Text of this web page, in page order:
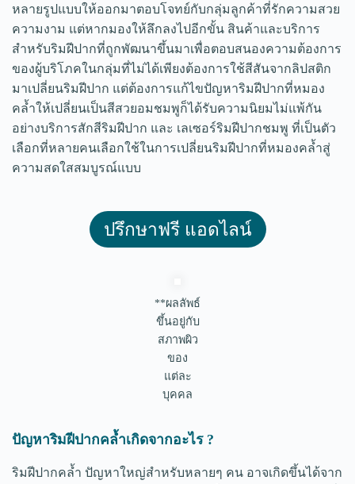
หลายรูปแบบให้ออกมาตอบโจทย์กับกลุ่มลูกค้าที่รักความสวย
ความงาม แต่หากมองให้ลึกลงไปอีกขั้น สินค้าและบริการ
สำหรับริมฝีปากที่ถูกพัฒนาขึ้นมาเพื่อตอบสนองความต้องการ
ของผู้บริโภคในกลุ่มที่ไม่ได้เพียงต้องการใช้สีสันจากลิปสติก
มาเปลี่ยนริมฝีปาก แต่ต้องการแก้ไขปัญหาริมฝีปากที่หมอง
คล้ำให้เปลี่ยนเป็นสีสวยอมชมพูก็ได้รับความนิยมไม่แพ้กัน
อย่างบริการสักสีริมฝีปาก และ เลเซอร์ริมฝีปากชมพู ที่เป็นตัว
เลือกที่หลายคนเลือกใช้ในการเปลี่ยนริมฝีปากที่หมองคล้ำสู่
ความสดใสสมบูรณ์แบบ
ปรึกษาฟรี แอดไลน์
**ผลลัพธ์
ขึ้นอยู่กับ
สภาพผิว
ของ
แต่ละ
บุคคล
ปัญหาริมฝีปากคล้ำเกิดจากอะไร ?
ริมฝีปากคล้ำ ปัญหาใหญ่สำหรับหลายๆ คน อาจเกิดขึ้นได้จาก